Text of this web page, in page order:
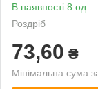
В наявності 8 од.
Роздріб
73,60 ₴
Мінімальна сума